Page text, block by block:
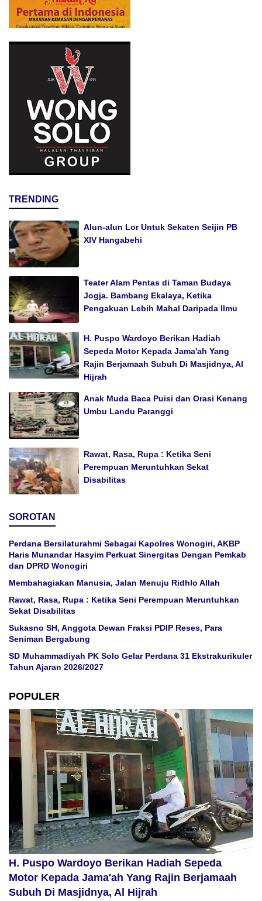
TRENDING
Alun-alun Lor Untuk Sekaten Seijin PB
XIV Hangabehi
Teater Alam Pentas di Taman Budaya
Jogja. Bambang Ekalaya, Ketika
Pengakuan Lebih Mahal Daripada Ilmu
H. Puspo Wardoyo Berikan Hadiah
Sepeda Motor Kepada Jama'ah Yang
Rajin Berjamaah Subuh Di Masjidnya, Al
Hijrah
Anak Muda Baca Puisi dan Orasi Kenang
Umbu Landu Paranggi
Rawat, Rasa, Rupa : Ketika Seni
Perempuan Meruntuhkan Sekat
Disabilitas
SOROTAN
Perdana Bersilaturahmi Sebagai Kapolres Wonogiri, AKBP
Haris Munandar Hasyim Perkuat Sinergitas Dengan Pemkab
dan DPRD Wonogiri
Membahagiakan Manusia, Jalan Menuju Ridhlo Allah
Rawat, Rasa, Rupa : Ketika Seni Perempuan Meruntuhkan
Sekat Disabilitas
Sukasno SH, Anggota Dewan Fraksi PDIP Reses, Para
Seniman Bergabung
SD Muhammadiyah PK Solo Gelar Perdana 31 Ekstrakurikuler
Tahun Ajaran 2026/2027
POPULER
H. Puspo Wardoyo Berikan Hadiah Sepeda
Motor Kepada Jama'ah Yang Rajin Berjamaah
Subuh Di Masjidnya, Al Hijrah